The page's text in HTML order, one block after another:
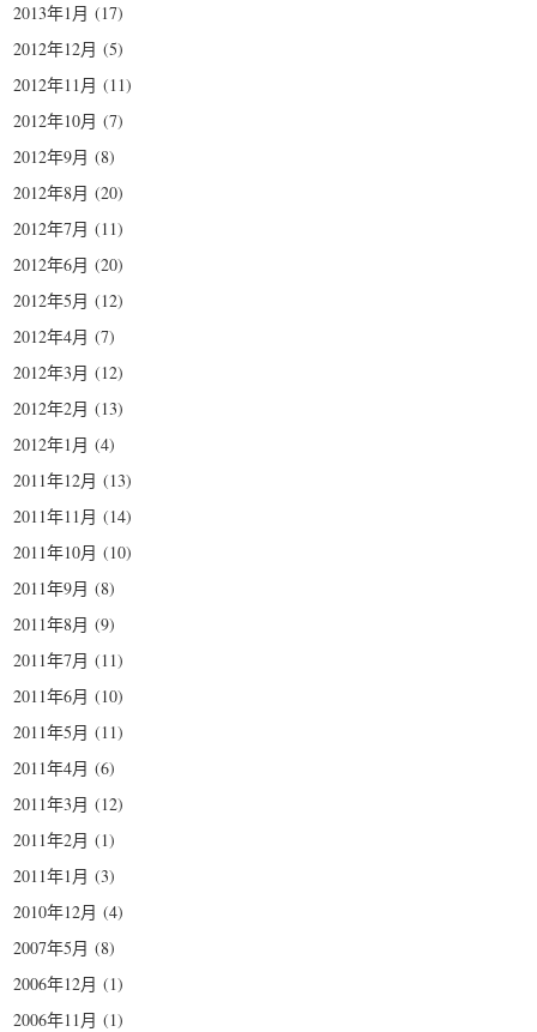
2013年1月 (17)
2012年12月 (5)
2012年11月 (11)
2012年10月 (7)
2012年9月 (8)
2012年8月 (20)
2012年7月 (11)
2012年6月 (20)
2012年5月 (12)
2012年4月 (7)
2012年3月 (12)
2012年2月 (13)
2012年1月 (4)
2011年12月 (13)
2011年11月 (14)
2011年10月 (10)
2011年9月 (8)
2011年8月 (9)
2011年7月 (11)
2011年6月 (10)
2011年5月 (11)
2011年4月 (6)
2011年3月 (12)
2011年2月 (1)
2011年1月 (3)
2010年12月 (4)
2007年5月 (8)
2006年12月 (1)
2006年11月 (1)